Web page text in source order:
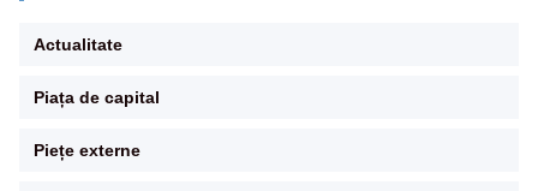
Actualitate
Piața de capital
Piețe externe